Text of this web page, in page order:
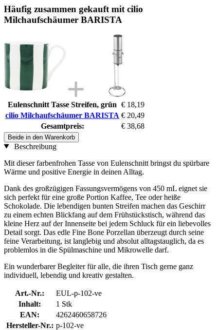
Häufig zusammen gekauft mit cilio
Milchaufschäumer BARISTA
Eulenschnitt Tasse Streifen, grün € 18,19
cilio Milchaufschäumer BARISTA € 20,49
Gesamtpreis:
€ 38,68
Beide in den Warenkorb
Beschreibung
Mit dieser farbenfrohen Tasse von Eulenschnitt bringst du spürbare
Wärme und positive Energie in deinen Alltag.
Dank des großzügigen Fassungsvermögens von 450 mL eignet sie
sich perfekt für eine große Portion Kaffee, Tee oder heiße
Schokolade. Die lebendigen bunten Streifen machen das Geschirr
zu einem echten Blickfang auf dem Frühstückstisch, während das
kleine Herz auf der Innenseite bei jedem Schluck für ein liebevolles
Detail sorgt. Das edle Fine Bone Porzellan überzeugt durch seine
feine Verarbeitung, ist langlebig und absolut alltagstauglich, da es
problemlos in die Spülmaschine und Mikrowelle darf.
Ein wunderbarer Begleiter für alle, die ihren Tisch gerne ganz
individuell, lebendig und kreativ gestalten.
Art.-Nr.:
EUL-p-102-ve
Inhalt:
1 Stk
EAN:
4262460658726
Hersteller-Nr.: p-102-ve